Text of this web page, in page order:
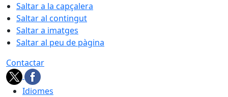
Saltar a la capçalera
Saltar al contingut
Saltar a imatges
Saltar al peu de pàgina
Contactar
Idiomes